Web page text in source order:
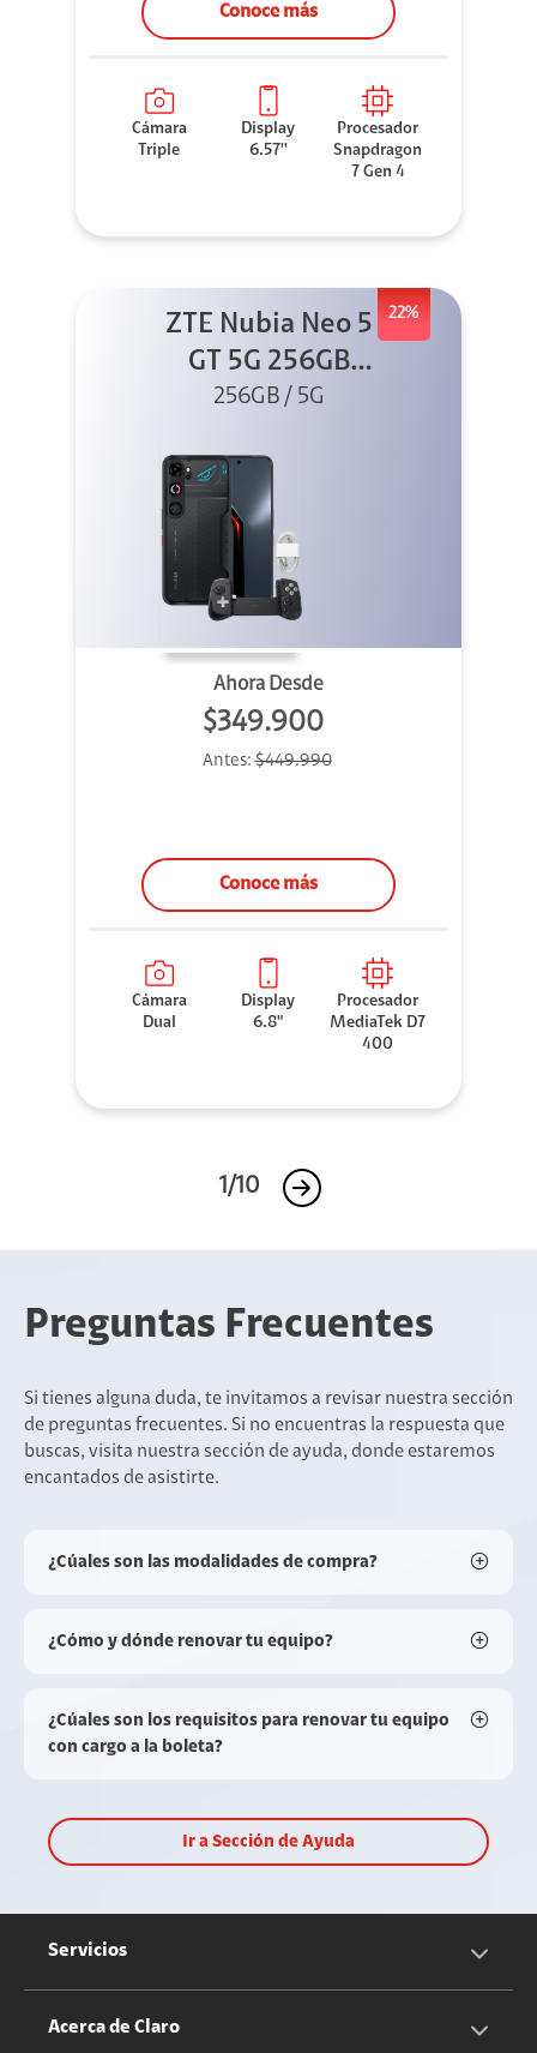
Conoce más
Cámara
Triple
Display
6.57''
Procesador
Snapdragon
7 Gen 4
22%
ZTE Nubia Neo 5
GT 5G 256GB
Negro + GPAD +
256GB / 5G
Ahora Desde
$349.900
Antes:$449.990
Conoce más
Cámara
Dual
Display
6.8"
Procesador
MediaTek D7
400
1/10
Preguntas Frecuentes
Si tienes alguna duda, te invitamos a revisar nuestra sección
de preguntas frecuentes. Si no encuentras la respuesta que
buscas, visita nuestra sección de ayuda, donde estaremos
encantados de asistirte.
¿Cúales son las modalidades de compra?
¿Cómo y dónde renovar tu equipo?
¿Cúales son los requisitos para renovar tu equipo
con cargo a la boleta?
Ir a Sección de Ayuda
Servicios
Servicios Móviles
Acerca de Claro